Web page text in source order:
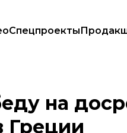
Спецпроекты
на
Греции